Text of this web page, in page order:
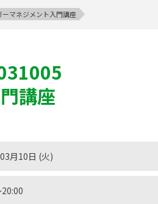
マネジメント入門講座
講座
月10日 (火)